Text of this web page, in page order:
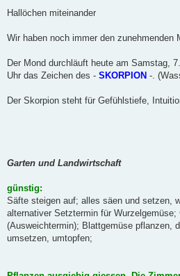
i
a
Hallöchen miteinander
Wir haben noch immer den zunehmenden
Der Mond durchläuft heute am Samstag,
Uhr das Zeichen des - SKORPION -.
Der Skorpion steht für Gefühlstiefe,
Garten und Landwirtschaft
günstig:
Säfte steigen auf; alles säen und setzen,
alternativer Setztermin für Wurzelgemüse;
(Ausweichtermin); Blattgemüse pflanzen,
umsetzen, umtopfen;